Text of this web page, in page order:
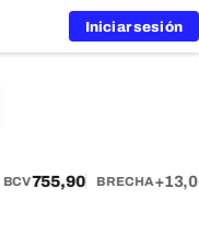
Iniciar sesión
BCV755,90 BRECHA